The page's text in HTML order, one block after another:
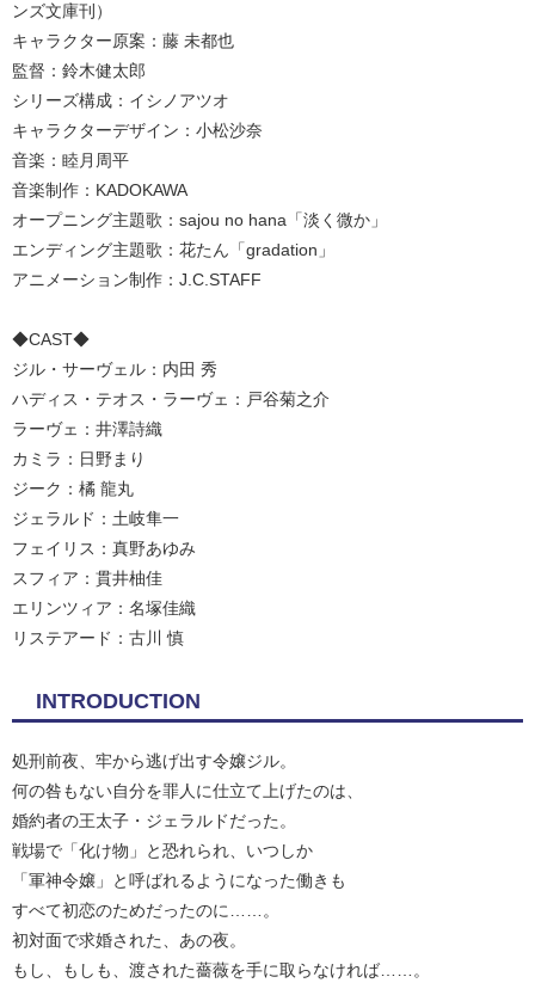
ンズ文庫刊）
キャラクター原案：藤 未都也
監督：鈴木健太郎
シリーズ構成：イシノアツオ
キャラクターデザイン：小松沙奈
音楽：睦月周平
音楽制作：KADOKAWA
オープニング主題歌：sajou no hana「淡く微か」
エンディング主題歌：花たん「gradation」
アニメーション制作：J.C.STAFF
◆CAST◆
ジル・サーヴェル：内田 秀
ハディス・テオス・ラーヴェ：戸谷菊之介
ラーヴェ：井澤詩織
カミラ：日野まり
ジーク：橘 龍丸
ジェラルド：土岐隼一
フェイリス：真野あゆみ
スフィア：貫井柚佳
エリンツィア：名塚佳織
リステアード：古川 慎
INTRODUCTION
処刑前夜、牢から逃げ出す令嬢ジル。
何の咎もない自分を罪人に仕立て上げたのは、
婚約者の王太子・ジェラルドだった。
戦場で「化け物」と恐れられ、いつしか
「軍神令嬢」と呼ばれるようになった働きも
すべて初恋のためだったのに……。
初対面で求婚された、あの夜。
もし、もしも、渡された薔薇を手に取らなければ……。